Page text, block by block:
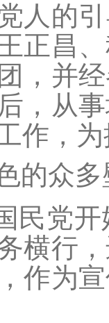
人的
正昌
，并
，从
作，
的众
民党
横行
作为